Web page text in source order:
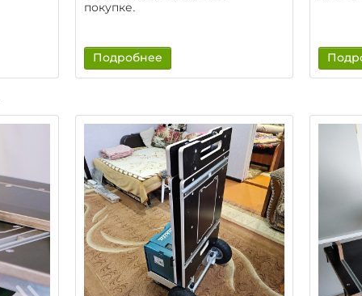
покупке.
Подробнее